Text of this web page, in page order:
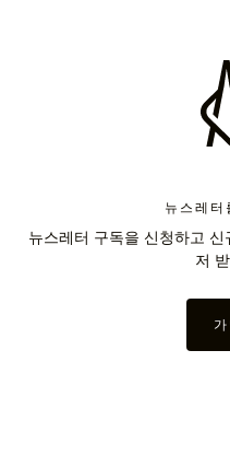
뉴스레터
뉴스레터 구독을 신청하고
저